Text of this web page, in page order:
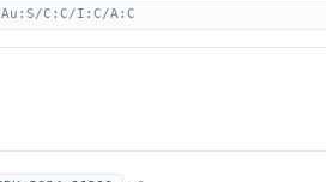
C:C/I:C/A:C